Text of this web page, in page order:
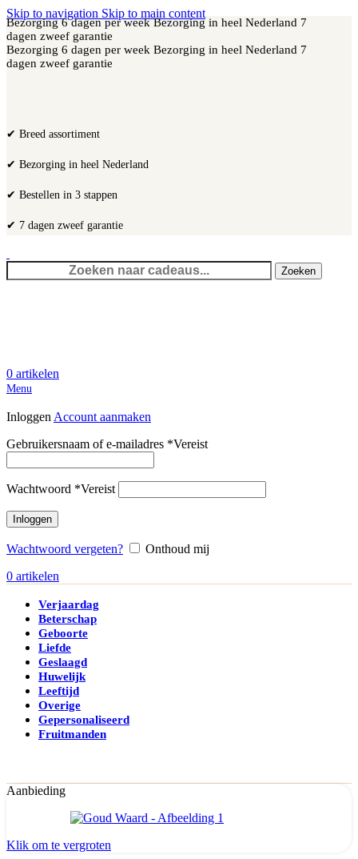
Skip to navigation Skip to main content
Bezorging 6 dagen per weekBezorging in heel Nederland 7
dagen zweef garantie
Bezorging 6 dagen per week Bezorging in heel Nederland 7
dagen zweef garantie
✔ Breed assortiment
✔ Bezorging in heel Nederland
✔ Bestellen in 3 stappen
✔ 7 dagen zweef garantie
Zoeken
0 artikelen
Menu
Inloggen Account aanmaken
Gebruikersnaam of e-mailadres *Vereist
Wachtwoord *Vereist
Inloggen
Wachtwoord vergeten?
Onthoud mij
0 artikelen
Verjaardag
Beterschap
Geboorte
Liefde
Geslaagd
Huwelijk
Leeftijd
Overige
Gepersonaliseerd
Fruitmanden
Aanbieding
Klik om te vergroten